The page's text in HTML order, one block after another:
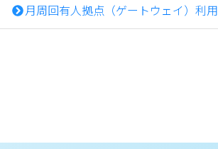
月周回有人拠点（ゲートウェイ）利用